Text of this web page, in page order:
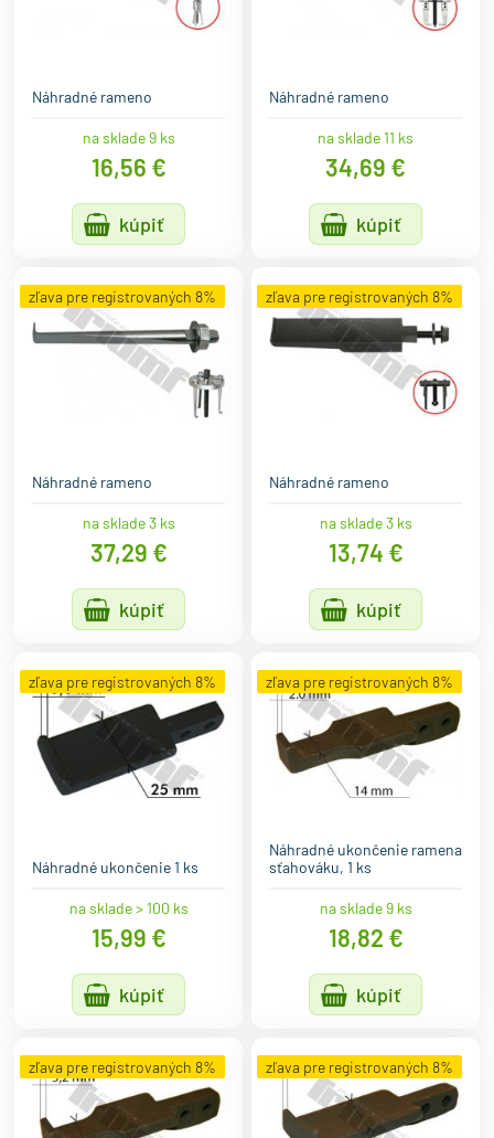
Náhradné rameno
na sklade 9 ks
16,56 €
kúpiť
Náhradné rameno
na sklade 11 ks
34,69 €
kúpiť
zľava pre registrovaných 8%
Náhradné rameno
na sklade 3 ks
37,29 €
kúpiť
zľava pre registrovaných 8%
Náhradné rameno
na sklade 3 ks
13,74 €
kúpiť
zľava pre registrovaných 8%
Náhradné ukončenie 1 ks
na sklade > 100 ks
15,99 €
kúpiť
zľava pre registrovaných 8%
Náhradné ukončenie ramena
sťahováku, 1 ks
na sklade 9 ks
18,82 €
kúpiť
zľava pre registrovaných 8% zľava pre registrovaných 8%